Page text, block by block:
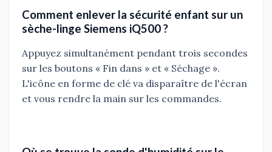
Comment enlever la sécurité enfant sur un
sèche-linge Siemens iQ500 ?
Appuyez simultanément pendant trois secondes
sur les boutons « Fin dans » et « Séchage ».
L'icône en forme de clé va disparaître de l'écran
et vous rendre la main sur les commandes.